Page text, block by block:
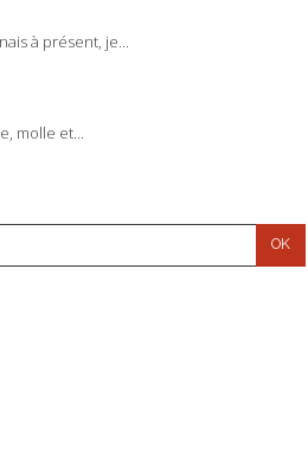
à présent, je...
molle et...